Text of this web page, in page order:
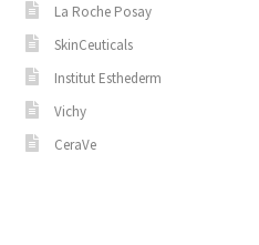
La Roche Posay
SkinCeuticals
Institut Esthederm
Vichy
CeraVe